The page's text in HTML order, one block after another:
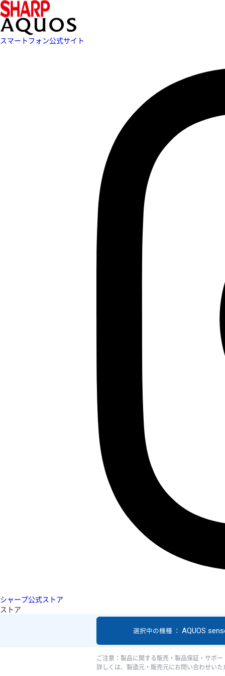
スマートフォン公式サイト
シャープ公式ストア
ストア
選択中の機種 ： AQUOS
ご注意：製品に関する販売・製品保証・サポ
詳しくは、製造元・販売元にお問い合わせい